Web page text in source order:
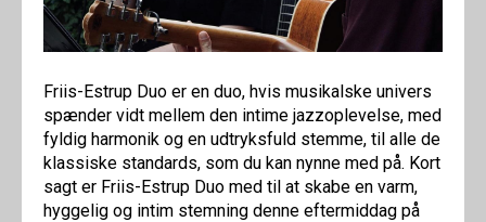
Friis-Estrup Duo er en duo, hvis musikalske univers
spænder vidt mellem den intime jazzoplevelse, med
fyldig harmonik og en udtryksfuld stemme, til alle de
klassiske standards, som du kan nynne med på. Kort
sagt er Friis-Estrup Duo med til at skabe en varm,
hyggelig og intim stemning denne eftermiddag på